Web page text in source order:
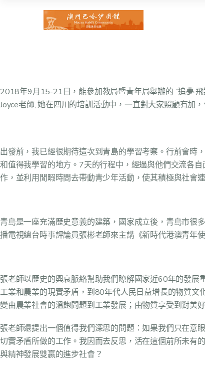
2018年9月15-21日，能參加教局暨青年局舉辦的 ”追夢·
Joyce老師, 她在四川的培訓活動中，一直對大家照顧有加
出發前，我已經很期待這次到青島的學習考察。行前會
和值得我學習的地方。7天的行程中，經過與他們交流各
作，並利用閒暇時間去帶動青少年活動，使其積極與社會
青島是一座充滿歷史意義的建築，國家成立後，青島市很
播電視總台時事評論員張彬老師來主講《新時代港澳青年
張老師以歷史的興衰脈絡幫助我們瞭解國家近60年的發
工業和農業的現實矛盾，到80年代人民日益增長的物質
變由農業社會的溫飽問題到工業發展；由物質享受到對美
張老師還提出一個值得我們深思的問題：如果我們只在意
切實矛盾所做的工作。我因而去反思，活在這個前所未有
與精神發展雙贏的進步社會？